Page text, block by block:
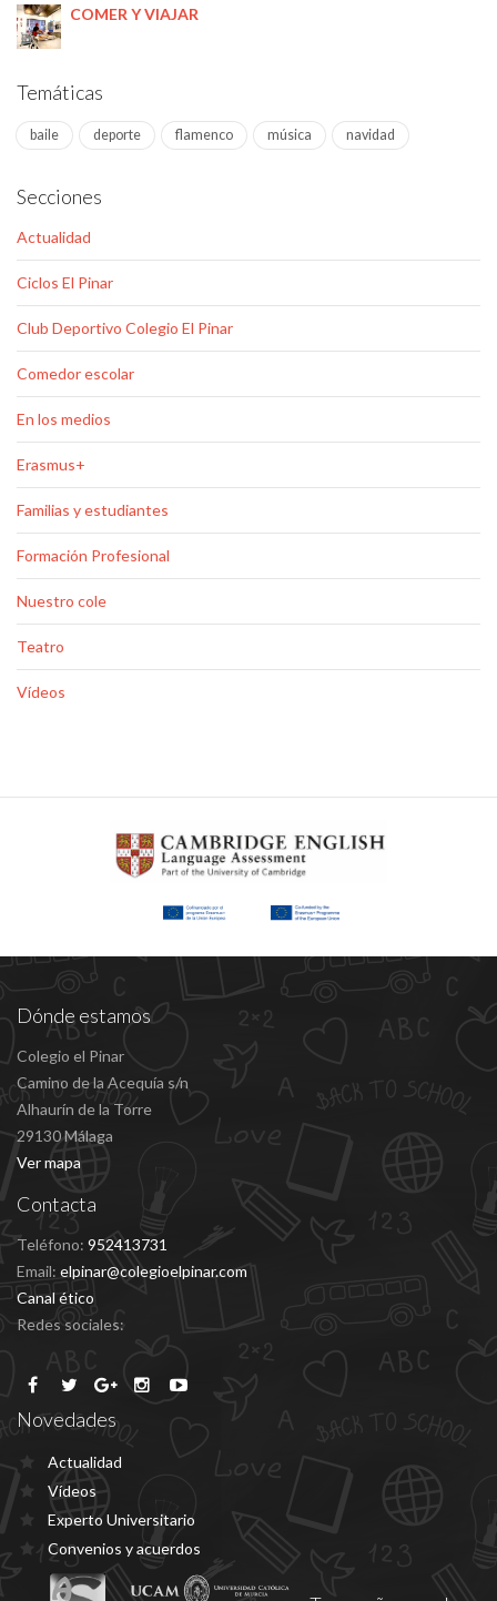
COMER Y VIAJAR
Temáticas
baile deporte flamenco música navidad
Secciones
Actualidad
Ciclos El Pinar
Club Deportivo Colegio El Pinar
Comedor escolar
En los medios
Erasmus+
Familias y estudiantes
Formación Profesional
Nuestro cole
Teatro
Vídeos
Dónde estamos
Colegio el Pinar
Camino de la Acequía s/n
Alhaurín de la Torre
29130 Málaga
Ver mapa
Contacta
Teléfono: 952413731
Email: elpinar@colegioelpinar.com
Canal ético
Redes sociales:
Novedades
Actualidad
Vídeos
Experto Universitario
Convenios y acuerdos